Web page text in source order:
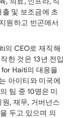
및 보조금에 초
원하고 빈곤에서
의 CEO로 재직해
한 것은 13년 전입
Haiti의 대응을
아이티와 미국에
팀 중 10명은 미
, 재무, 거버넌스
두고 있으며 의